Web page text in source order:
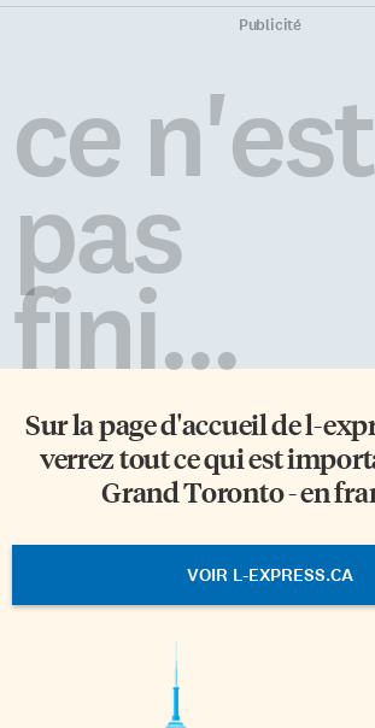
Publicité
ce n'est
pas
fini...
Sur la page d'accueil del-
verrez tout ce qui est
Grand Toronto - en
VOIR L-EXPRESS.CA